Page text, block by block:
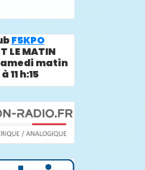
F5KPO
LE MATIN
matin
11 h:15